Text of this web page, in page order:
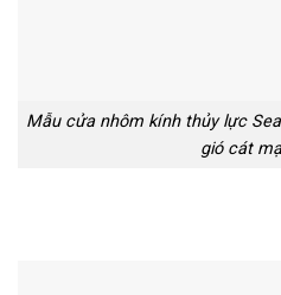
Mẫu cửa nhôm kính thủy lực
gió cát